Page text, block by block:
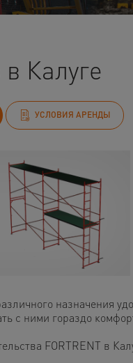
Калуге
УСЛОВИЯ АРЕНДЫ
назначения
с ними гораздо
FORTRENT в